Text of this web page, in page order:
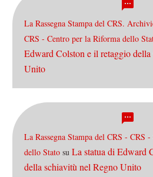
La Rassegna Stampa del CRS.
CRS - Centro per la Riforma dello
Edward Colston e il retaggio
Unito
La Rassegna Stampa del CRS - CRS
dello Stato su La statua di Edward
della schiavitù nel Regno Unito